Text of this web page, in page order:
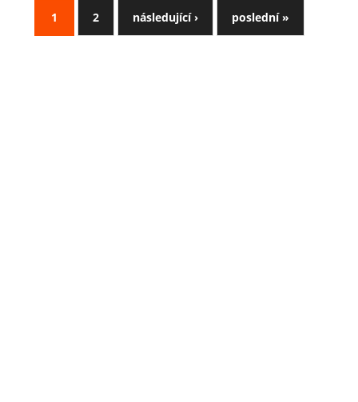
1 2 následující › poslední »